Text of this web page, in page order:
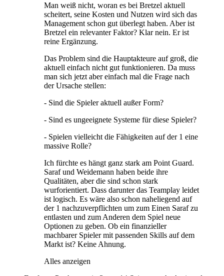
Man weiß nicht, woran es bei Bretzel aktuell
scheitert, seine Kosten und Nutzen wird sich das
Management schon gut überlegt haben. Aber ist
Bretzel ein relevanter Faktor? Klar nein. Er ist
reine Ergänzung.
Das Problem sind die Hauptakteure auf groß, die
aktuell einfach nicht gut funktionieren. Da muss
man sich jetzt aber einfach mal die Frage nach
der Ursache stellen:
- Sind die Spieler aktuell außer Form?
- Sind es ungeeignete Systeme für diese Spieler?
- Spielen vielleicht die Fähigkeiten auf der 1 eine
massive Rolle?
Ich fürchte es hängt ganz stark am Point Guard.
Saraf und Weidemann haben beide ihre
Qualitäten, aber die sind schon stark
wurforientiert. Dass darunter das Teamplay leidet
ist logisch. Es wäre also schon naheliegend auf
der 1 nachzuverpflichten um zum Einen Saraf zu
entlasten und zum Anderen dem Spiel neue
Optionen zu geben. Ob ein finanzieller
machbarer Spieler mit passenden Skills auf dem
Markt ist? Keine Ahnung.
Alles anzeigen